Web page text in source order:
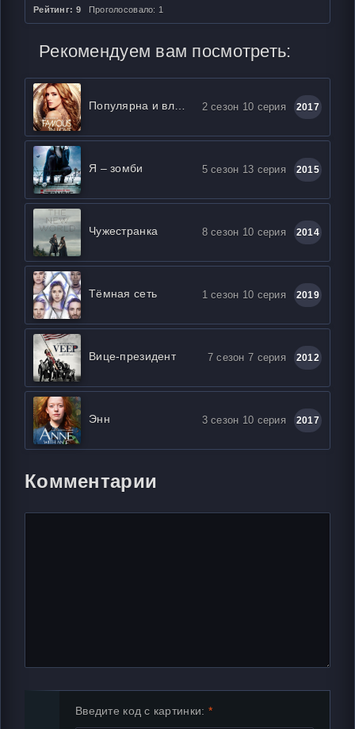
Рейтинг: 9 Проголосовало: 1
Рекомендуем вам посмотреть:
Популярна и влюблена 2 сезон 10 серия 2017
Я – зомби 5 сезон 13 серия 2015
Чужестранка 8 сезон 10 серия 2014
Тёмная сеть 1 сезон 10 серия 2019
Вице-президент 7 сезон 7 серия 2012
Энн 3 сезон 10 серия 2017
Комментарии
Введите код с картинки: